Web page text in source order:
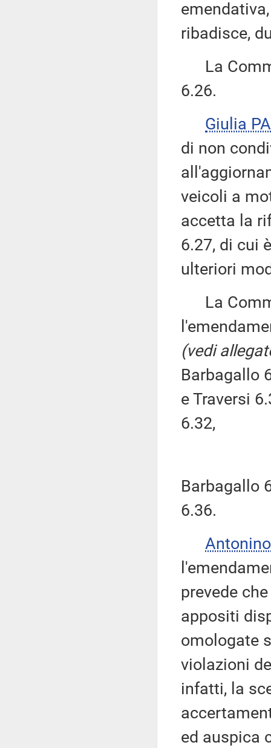
ribadisce,
La
6.26.
Giulia
di non
veicoli a
accetta la
6.27, di cui
ulteriori
La
(vedi
Barbagallo
e Traversi
6.32,
Barbagallo
6.36.
prevede
appositi
omologate
violazioni
infatti, la
ed auspica